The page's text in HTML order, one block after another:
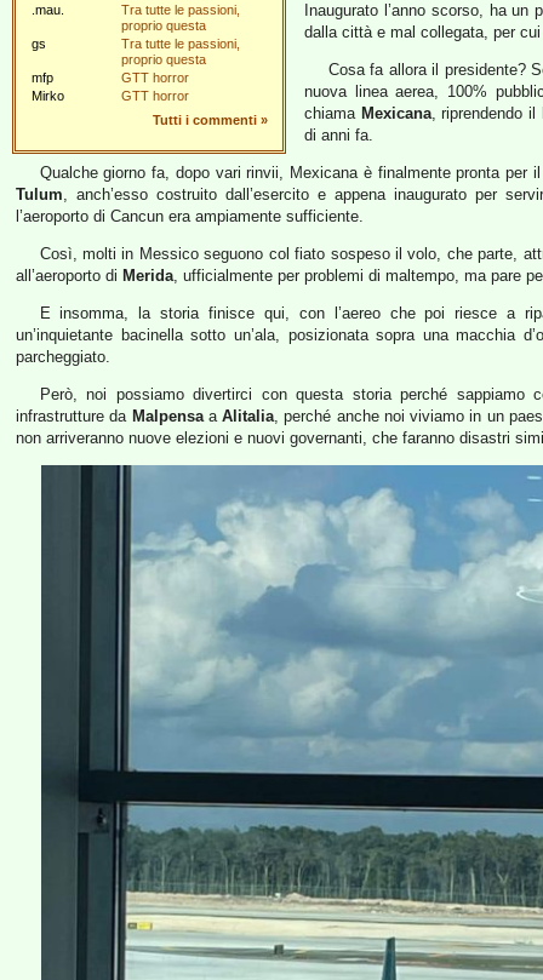
.mau.
Tra tutte le passioni,
proprio questa
gs
Tra tutte le passioni,
proprio questa
mfp
GTT horror
Mirko
GTT horror
Tutti i commenti »
Inaugurato l’anno scorso, ha
dalla città e mal collegata, per
Cosa fa allora il presidente?
nuova linea aerea, 100%
chiama Mexicana, riprendendo il
di anni fa.
Qualche giorno fa, dopo vari rinvii, Mexicana è finalmente pronta per
Tulum, anch’esso costruito dall’esercito e appena inaugurato per
l’aeroporto di Cancun era ampiamente sufficiente.
Così, molti in Messico seguono col fiato sospeso il volo, che parte,
all’aeroporto di Merida, ufficialmente per problemi di maltempo, ma pare
E insomma, la storia finisce qui, con l’aereo che poi riesce a
un’inquietante bacinella sotto un’ala, posizionata sopra una macchia
parcheggiato.
Però, noi possiamo divertirci con questa storia perché
infrastrutture da MalpensaaAlitalia, perché anche noi viviamo in un
non arriveranno nuove elezioni e nuovi governanti, che faranno disastri